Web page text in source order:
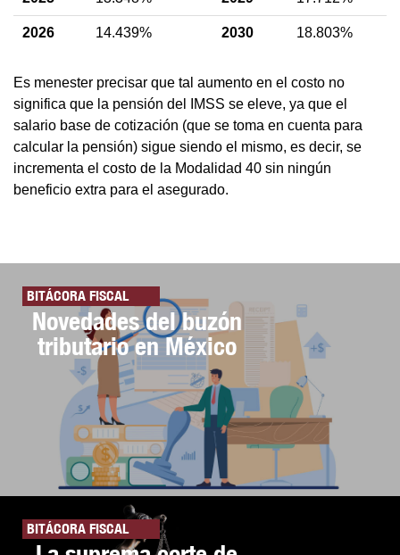
2026 14.439% 2030 18.803%
Es menester precisar que tal aumento en el costo no
significa que la pensión del IMSS se eleve, ya que el
salario base de cotización (que se toma en cuenta para
calcular la pensión) sigue siendo el mismo, es decir, se
incrementa el costo de la Modalidad 40 sin ningún
beneficio extra para el asegurado.
BITÁCORA FISCAL
Novedades del buzón
tributario en México
BITÁCORA FISCAL